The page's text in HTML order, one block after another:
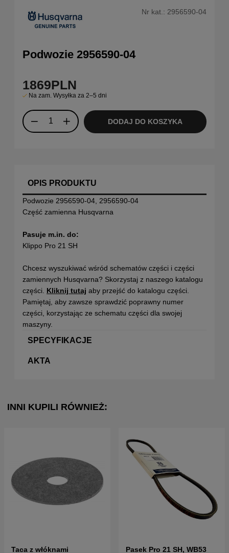
Nr kat.: 2956590-04
Podwozie 2956590-04
1869PLN
Na zam. Wysyłka za 2–5 dni
DODAJ DO KOSZYKA
OPIS PRODUKTU
Podwozie 2956590-04, 2956590-04
Część zamienna Husqvarna
Pasuje m.in. do:
Klippo Pro 21 SH
Chcesz wyszukiwać wśród schematów części i części
zamiennych Husqvarna? Skorzystaj z naszego katalogu
części. Kliknij tutaj aby przejść do katalogu części.
Pamiętaj, aby zawsze sprawdzić poprawny numer
części, korzystając ze schematu części dla swojej
maszyny.
SPECYFIKACJE
AKTA
INNI KUPILI RÓWNIEŻ:
Taca z włóknami Pasek Pro 21 SH, WB53